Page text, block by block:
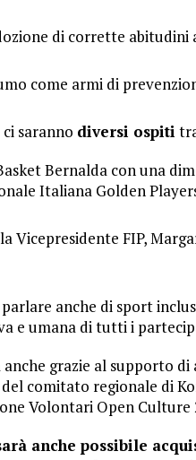
di corrette abitudini
come armi di
saranno diversi ospiti
Bernalda con una
Italiana Golden
Vicepresidente FIP,
parlare anche di sport
e umana di tutti i
anche grazie al supporto
comitato regionale di
Volontari Open Culture
anche possibile